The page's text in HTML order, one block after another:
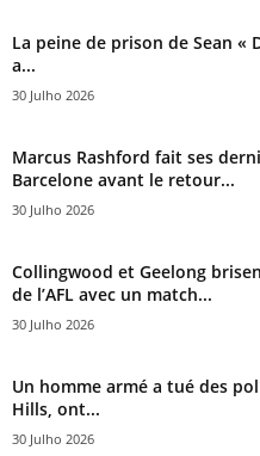
La peine de prison de Sean «
a...
30 Julho 2026
Marcus Rashford fait ses
Barcelone avant le retour...
30 Julho 2026
Collingwood et Geelong
de l’AFL avec un match...
30 Julho 2026
Un homme armé a tué des
Hills, ont...
30 Julho 2026